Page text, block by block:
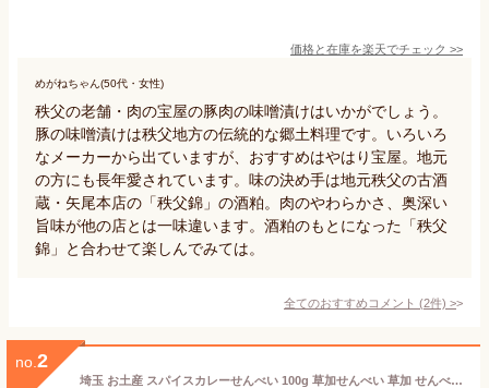
価格と在庫を楽天でチェック >>
めがねちゃん(50代・女性)
秩父の老舗・肉の宝屋の豚肉の味噌漬けはいかがでしょう。
豚の味噌漬けは秩父地方の伝統的な郷土料理です。いろいろ
なメーカーから出ていますが、おすすめはやはり宝屋。地元
の方にも長年愛されています。味の決め手は地元秩父の古酒
蔵・矢尾本店の「秩父錦」の酒粕。肉のやわらかさ、奥深い
旨味が他の店とは一味違います。酒粕のもとになった「秩父
錦」と合わせて楽しんでみては。
全てのおすすめコメント (2件) >
no. 2
埼玉 お土産 スパイスカレーせんべい 100g 草加せんべい 草加 せんべい 煎餅 米菓 スパイス カレー カレーせん 埼玉みやげ おみやげ 菓子 草加亀楽煎餅本舗